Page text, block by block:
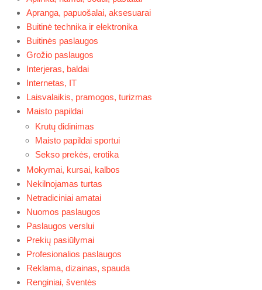
Apranga, papuošalai, aksesuarai
Buitinė technika ir elektronika
Buitinės paslaugos
Grožio paslaugos
Interjeras, baldai
Internetas, IT
Laisvalaikis, pramogos, turizmas
Maisto papildai
Krutų didinimas
Maisto papildai sportui
Sekso prekės, erotika
Mokymai, kursai, kalbos
Nekilnojamas turtas
Netradiciniai amatai
Nuomos paslaugos
Paslaugos verslui
Prekių pasiūlymai
Profesionalios paslaugos
Reklama, dizainas, spauda
Renginiai, šventės